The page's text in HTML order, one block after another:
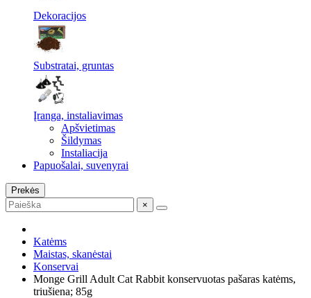
Dekoracijos
Substratai, gruntas
Įranga, instaliavimas
Apšvietimas
Šildymas
Instaliacija
Papuošalai, suvenyrai
Prekės
×
Katėms
Maistas, skanėstai
Konservai
Monge Grill Adult Cat Rabbit konservuotas pašaras katėms,
triušiena; 85g